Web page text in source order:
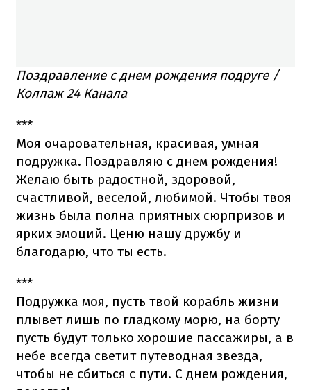
Поздравление с днем рождения подруге /
Коллаж 24 Канала
***
Моя очаровательная, красивая, умная
подружка. Поздравляю с днем рождения!
Желаю быть радостной, здоровой,
счастливой, веселой, любимой. Чтобы твоя
жизнь была полна приятных сюрпризов и
ярких эмоций. Ценю нашу дружбу и
благодарю, что ты есть.
***
Подружка моя, пусть твой корабль жизни
плывет лишь по гладкому морю, на борту
пусть будут только хорошие пассажиры, а в
небе всегда светит путеводная звезда,
чтобы не сбиться с пути. С днем рождения,